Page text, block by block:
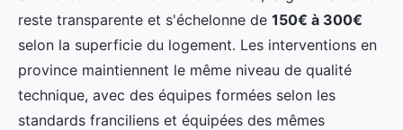
reste transparente et s'échelonne de 150€ à 300€
selon la superficie du logement. Les interventions en
province maintiennent le même niveau de qualité
technique, avec des équipes formées selon les
standards franciliens et équipées des mêmes